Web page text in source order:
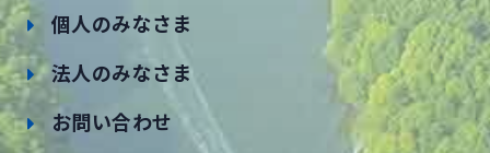
個人のみなさま
法人のみなさま
お問い合わせ